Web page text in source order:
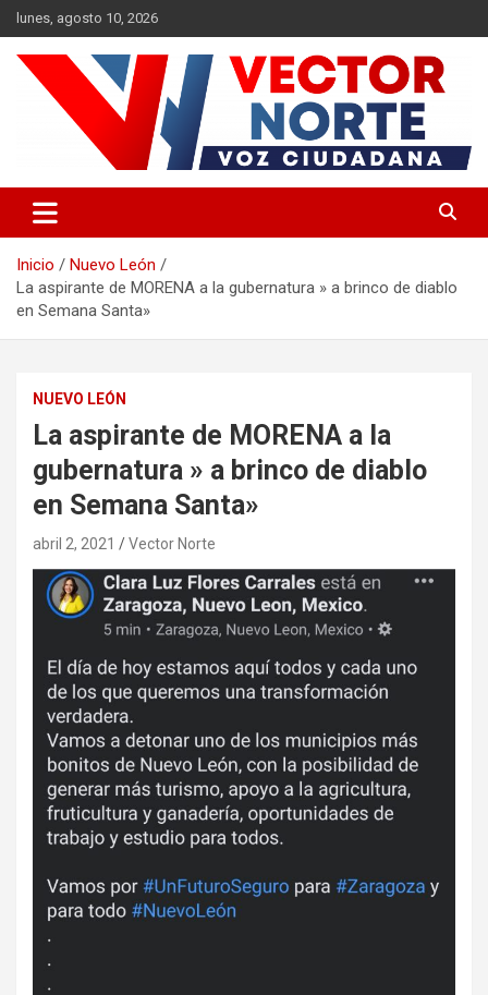
Saltar
al
contenido
lunes, agosto 10, 2026
Vector Norte
Inicio
Nuevo León
La aspirante de MORENA a la gubernatura » a brinco de diablo
en Semana Santa»
NUEVO LEÓN
La aspirante de MORENA a la
gubernatura » a brinco de diablo
en Semana Santa»
abril 2, 2021 Vector Norte